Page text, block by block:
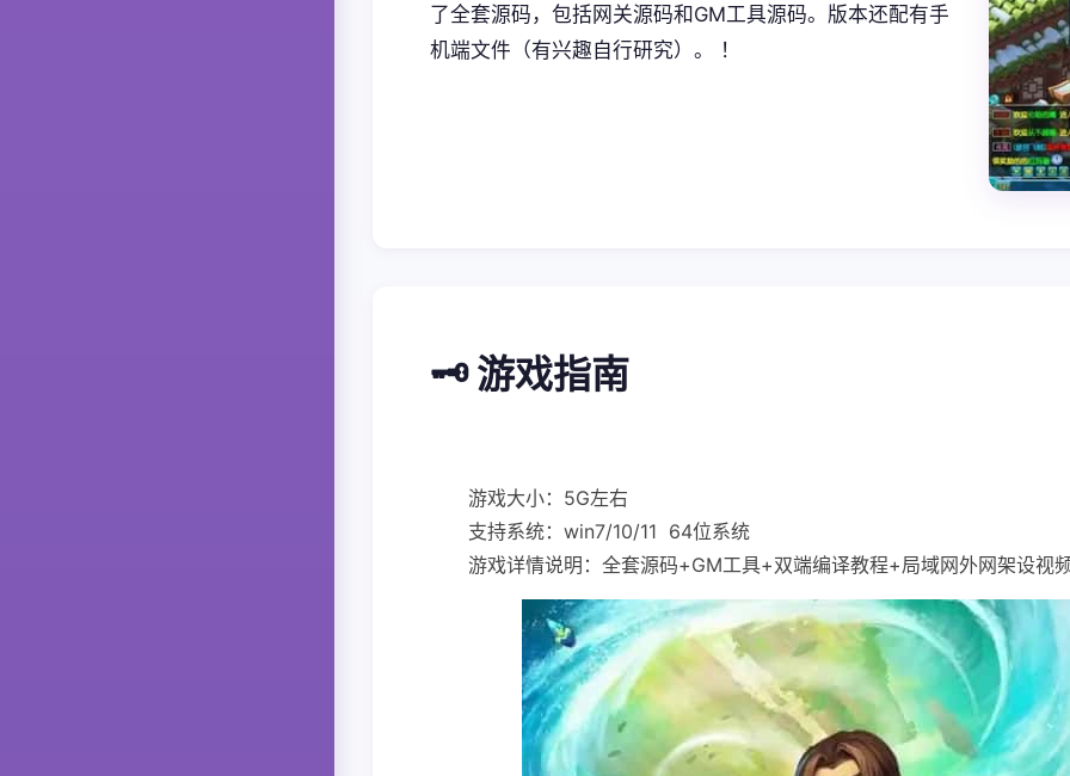
了全套源码，包括网关源码和GM工具源码。版本还配有手
机端文件（有兴趣自行研究）。 ！
🗝️ 游戏指南
游戏大小：5G左右
支持系统：win7/10/11 64位系统
游戏详情说明：全套源码+GM工具+双端编译教程+局域网外网架设视